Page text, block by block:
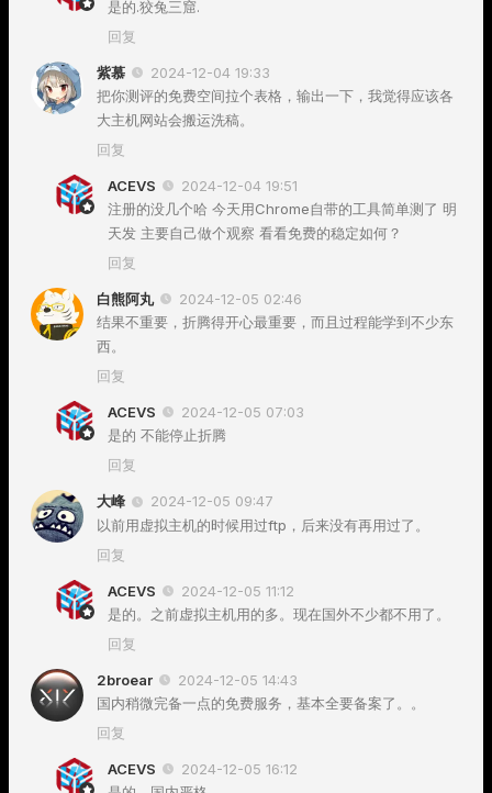
是的.狡兔三窟.
回复
紫慕
2024-12-04 19:33
把你测评的免费空间拉个表格，输出一下，我觉得应该各
大主机网站会搬运洗稿。
回复
ACEVS
2024-12-04 19:51
注册的没几个哈 今天用Chrome自带的工具简单测了 明
天发 主要自己做个观察 看看免费的稳定如何？
回复
白熊阿丸
2024-12-05 02:46
结果不重要，折腾得开心最重要，而且过程能学到不少东
西。
回复
ACEVS
2024-12-05 07:03
是的 不能停止折腾
回复
大峰
2024-12-05 09:47
以前用虚拟主机的时候用过ftp，后来没有再用过了。
回复
ACEVS
2024-12-05 11:12
是的。之前虚拟主机用的多。现在国外不少都不用了。
回复
2broear
2024-12-05 14:43
国内稍微完备一点的免费服务，基本全要备案了。。
回复
ACEVS
2024-12-05 16:12